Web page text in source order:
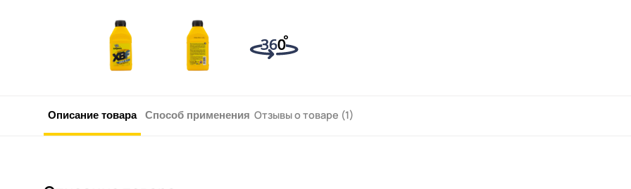
Описание товара Способ применения Отзывы о товаре (1)